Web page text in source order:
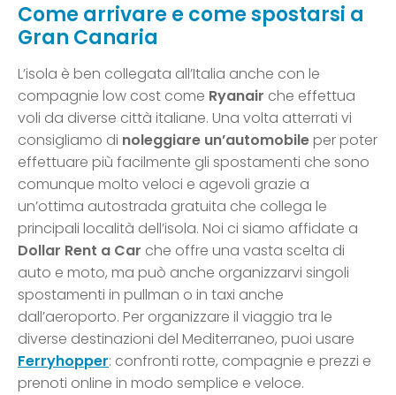
Come arrivare e come spostarsi a
Gran Canaria
L’isola è ben collegata all’Italia anche con le
compagnie low cost come Ryanair che effettua
voli da diverse città italiane. Una volta atterrati vi
consigliamo di noleggiare un’automobileper poter
effettuare più facilmente gli spostamenti che sono
comunque molto veloci e agevoli grazie a
un’ottima autostrada gratuita che collega le
principali località dell’isola. Noi ci siamo affidate a
Dollar Rent a Car che offre una vasta scelta di
auto e moto, ma può anche organizzarvi singoli
spostamenti in pullman o in taxi anche
dall’aeroporto. Per organizzare il viaggio tra le
diverse destinazioni del Mediterraneo, puoi usare
Ferryhopper: confronti rotte, compagnie e prezzi e
prenoti online in modo semplice e veloce.